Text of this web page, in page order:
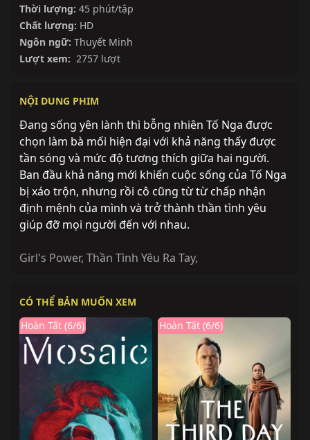
Thời lượng: 45 phút/tập
Chất lượng: HD
Ngôn ngữ: Thuyết Minh
Lượt xem: 2757 lượt
NỘI DUNG PHIM
Đang sống yên lành thì bỗng nhiên Tố Nga được
chọn làm bà mối hiện đại với khả năng thấy được
tần sóng và mức độ tương thích giữa hai người.
Ban đầu khả năng mới khiến cuộc sống của Tố Nga
bị xáo trộn, nhưng rồi cô cũng từ từ chấp nhận
định mệnh của mình và trở thành thần tình yêu
giúp đỡ mọi người đến với nhau.
Girl's Power, Thần Tình Yêu Ra Tay,
CÓ THỂ BẢN MUỐN XEM
Hoàn Tất (6/6) Hoàn Tất (6/6)